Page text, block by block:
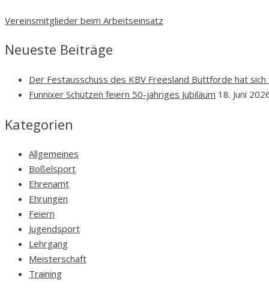
Vereinsmitglieder beim Arbeitseinsatz
Neueste Beiträge
Der Festausschuss des KBV Freesland Buttforde hat
Funnixer Schützen feiern 50-jähriges Jubiläum 18. Juni
Kategorien
Allgemeines
Boßelsport
Ehrenamt
Ehrungen
Feiern
Jugendsport
Lehrgang
Meisterschaft
Training